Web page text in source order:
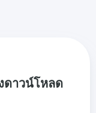
ดาวน์โหลด